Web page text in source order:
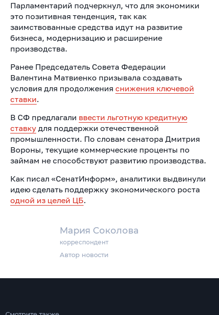
Мария Соколова
корреспондент
Автор новости
Парламентарий подчеркнул, что для экономики
это позитивная тенденция, так как
заимствованные средства идут на развитие
бизнеса, модернизацию и расширение
производства.
Ранее Председатель Совета Федерации
Валентина Матвиенко призывала создавать
условия для продолжения снижения ключевой
ставки.
В СФ предлагали ввести льготную кредитную
ставкудля поддержки отечественной
промышленности. По словам сенатора Дмитрия
Вороны, текущие коммерческие проценты по
займам не способствуют развитию производства.
Как писал «СенатИнформ», аналитики выдвинули
идею сделать поддержку экономического роста
одной из целей ЦБ.